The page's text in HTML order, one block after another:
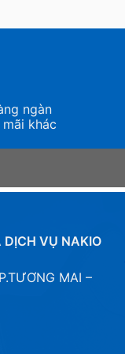
ngàn
khác
VỤ NAKIO
MAI –